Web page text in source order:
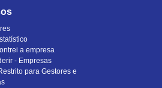
a empresa
- Empresas
para Gestores e